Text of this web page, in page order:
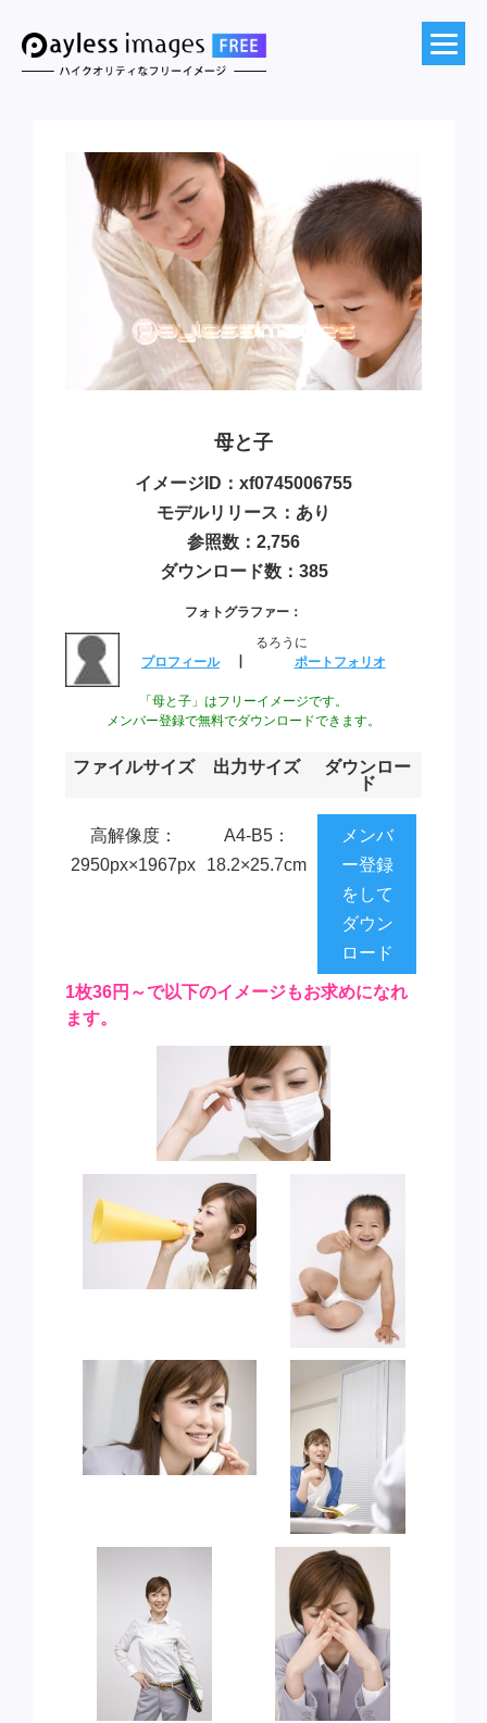
母と子
イメージID：xf0745006755
モデルリリース：あり
参照数：2,756
ダウンロード数：385
フォトグラファー：
るろうに
プロフィール
ポートフォリオ
「母と子」はフリーイメージです。
メンバー登録で無料でダウンロードできます。
ファイルサイズ 出力サイズ
ダウンロー
ド
高解像度：
2950px×1967px
A4-B5：
18.2×25.7cm
メンバ
ー登録
をして
ダウン
ロード
1枚36円～で以下のイメージもお求めになれ
ます。